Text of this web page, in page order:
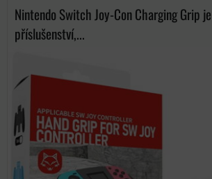
Nintendo Switch Joy-Con Charging Grip
příslušenství,...